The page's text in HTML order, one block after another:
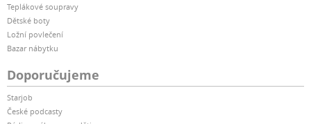
Teplákové soupravy
Dětské boty
Ložní povlečení
Bazar nábytku
Doporučujeme
Starjob
České podcasty